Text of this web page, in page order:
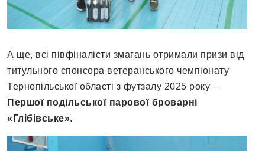
А ще, всі півфіналісти змагань отримали призи від
титульного спонсора ветеранського чемпіонату
Тернопільської області з футзалу 2025 року –
Першої подільської парової броварні
«Глібівське».